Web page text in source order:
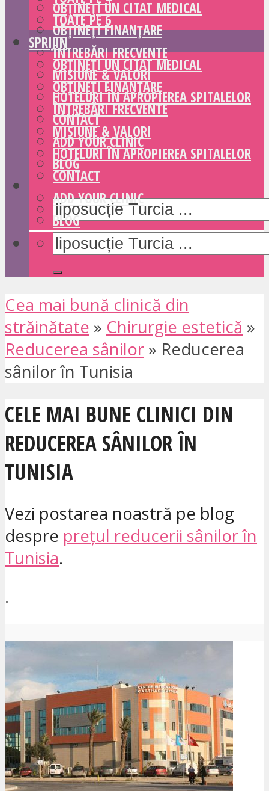
OBȚINEȚI UN CITAT MEDICAL
OBȚINEȚI FINANȚARE
ÎNTREBĂRI FRECVENTE
MISIUNE & VALORI
HOTELURI ÎN APROPIEREA SPITALELOR
CONTACT
ADD YOUR CLINIC
BLOG
TOATE PE 6
SPRIJIN
OBȚINEȚI UN CITAT MEDICAL
OBȚINEȚI FINANȚARE
ÎNTREBĂRI FRECVENTE
MISIUNE & VALORI
HOTELURI ÎN APROPIEREA SPITALELOR
CONTACT
ADD YOUR CLINIC
BLOG
Cea mai bună clinică din
străinătate » Chirurgie estetică »
Reducerea sânilor » Reducerea
sânilor în Tunisia
CELE MAI BUNE CLINICI DIN
REDUCEREA SÂNILOR ÎN
TUNISIA
Vezi postarea noastră pe blog
despre prețul reducerii sânilor în
Tunisia.
.